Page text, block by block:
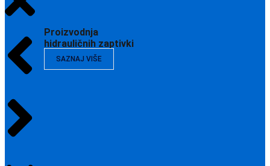
Proizvodnja
hidrauličnih zaptivki
SAZNAJ VIŠE